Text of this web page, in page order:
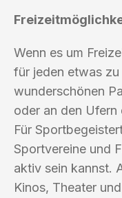
Wenn es um
für jeden etwas
wunderschönen
oder an den Ufern
Für
Sportvereine und
aktiv sein kannst.
Kinos, Theater